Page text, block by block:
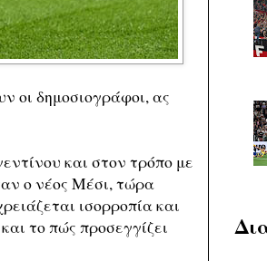
οι δημοσιογράφοι, ας
και στον τρόπο με
ο νέος Μέσι, τώρα
ισορροπία και
το πώς προσεγγίζει